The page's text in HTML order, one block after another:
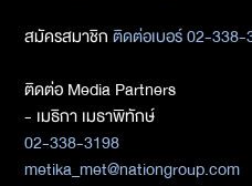
สมัครสมาชิกติดต่อเบอร์ 02-338-
ติดต่อ Media Partners
- เมธิกา เมธาพิทักษ์
02-338-3198
metika_met@nationgroup.com